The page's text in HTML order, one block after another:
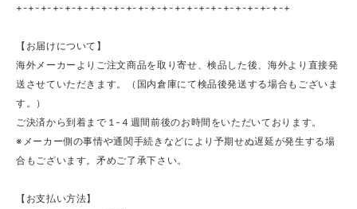
+-+-+-+-+-+-+-+-+-+-+-+-+-+-+-+-+-+-+-+-+-+-+
【お届けについて】
海外メーカーよりご注文商品を取り寄せ、検品した後、海外より直接発
送させていただきます。（国内倉庫にて検品後発送する場合もございま
す。）
ご決済から到着まで１‐４週間前後のお時間をいただいております。
※メーカー側の事情や通関手続きなどにより予期せぬ遅延が発生する場
合もございます。矛めご了承下さい。
【お支払い方法】